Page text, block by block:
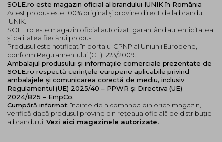
SOLE.ro este magazin oficial al brandului IUNIK în România
Acest produs este 100% original și provine direct de la brandul
IUNIK.
SOLE.ro este magazin oficial autorizat, garantând autenticitatea
și calitatea fiecărui produs.
Produsul este notificat în portalul CPNP al Uniunii Europene,
conform Regulamentului (CE) 1223/2009.
Ambalajul produsului și informațiile comerciale prezentate de
SOLE.ro respectă cerințele europene aplicabile privind
ambalajele și comunicarea corectă de mediu, inclusiv
Regulamentul (UE) 2025/40 – PPWR și Directiva (UE)
2024/825 – EmpCo.
Cumpără informat: înainte de a comanda din orice magazin,
verifică dacă produsul provine din rețeaua oficială de distribuție
a brandului. Vezi aici magazinele autorizate.